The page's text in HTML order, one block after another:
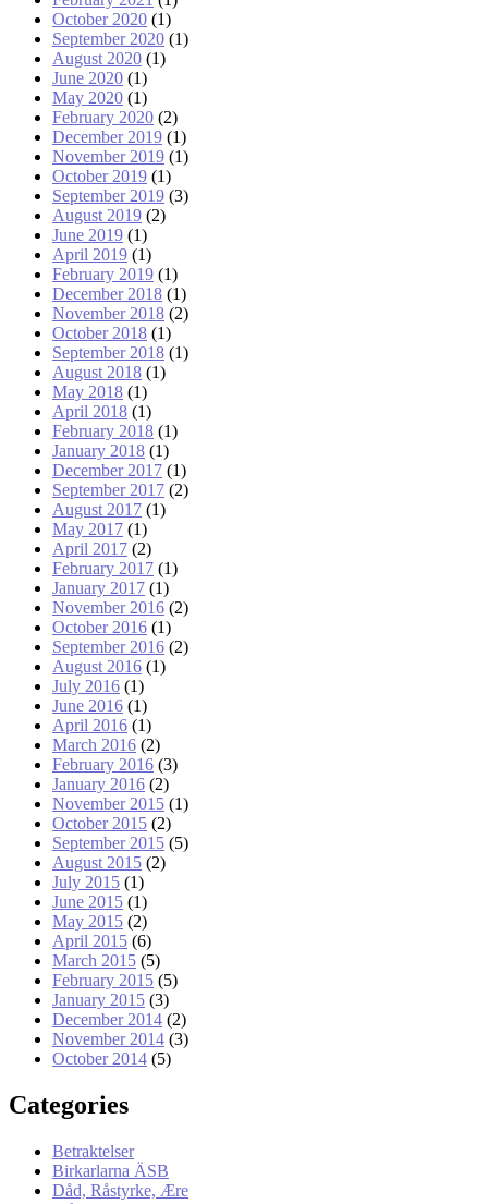
October 2020 (1)
September 2020 (1)
August 2020 (1)
June 2020 (1)
May 2020 (1)
February 2020 (2)
December 2019 (1)
November 2019 (1)
October 2019 (1)
September 2019 (3)
August 2019 (2)
June 2019 (1)
April 2019 (1)
February 2019 (1)
December 2018 (1)
November 2018 (2)
October 2018 (1)
September 2018 (1)
August 2018 (1)
May 2018 (1)
April 2018 (1)
February 2018 (1)
January 2018 (1)
December 2017 (1)
September 2017 (2)
August 2017 (1)
May 2017 (1)
April 2017 (2)
February 2017 (1)
January 2017 (1)
November 2016 (2)
October 2016 (1)
September 2016 (2)
August 2016 (1)
July 2016 (1)
June 2016 (1)
April 2016 (1)
March 2016 (2)
February 2016 (3)
January 2016 (2)
November 2015 (1)
October 2015 (2)
September 2015 (5)
August 2015 (2)
July 2015 (1)
June 2015 (1)
May 2015 (2)
April 2015 (6)
March 2015 (5)
February 2015 (5)
January 2015 (3)
December 2014 (2)
November 2014 (3)
October 2014 (5)
Categories
Betraktelser
Birkarlarna ÄSB
Dåd, Råstyrke, Ære